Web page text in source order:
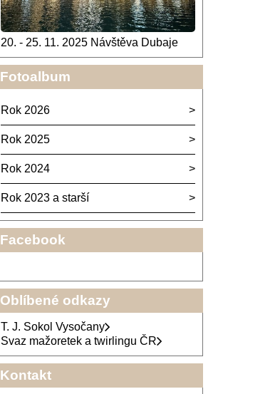
20. - 25. 11. 2025 Návštěva Dubaje
Fotoalbum
Rok 2026
Rok 2025
Rok 2024
Rok 2023 a starší
Facebook
Oblíbené odkazy
T. J. Sokol Vysočany
Svaz mažoretek a twirlingu ČR
Kontakt